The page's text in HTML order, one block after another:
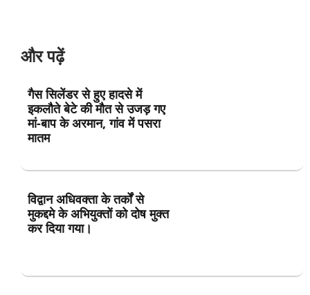
और पढ़ें
गैस सिलेंडर से हुए हादसे में
इकलौते बेटे की मौत से उजड़ गए
मां-बाप के अरमान, गांव में पसरा
मातम
विद्वान अधिवक्ता के तर्कों से
मुकद्दमे के अभियुक्तों को दोष मुक्त
कर दिया गया।